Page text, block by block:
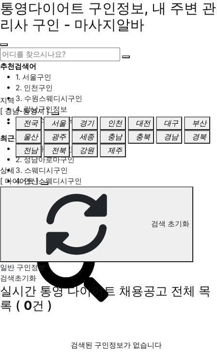
통영다이어트 구인정보, 내 주변 관
리사 구인 - 마사지알바
추천검색어
1. 서울구인
2. 인천구인
3. 수원스웨디시구인
4. 강남구인정보
5. 동탄스웨디시구인
최근검색어
1. 일산마사지구인
2. 성남아로마구인
3. 스웨디시구인
4. 안산스웨디시구인
통영 다이어트 구인정보
지역
[ 경남-통영시 ]
전국
서울 경기 인천 대전 대구
부산
울산
광주 세종 충남 충북 경남
경북
전남
전북 강원 제주
상세
[ 다이어트 ]
검색 초기화
일반 구인정보
검색초기화
실시간 통영 다이어트 채용공고 전체 목
록 ( 0건 )
검색된 구인정보가 없습니다